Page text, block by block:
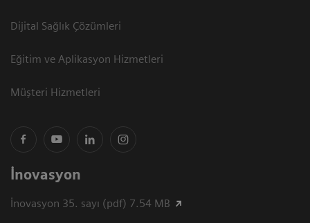
Dijital Sağlık Çözümleri
Eğitim ve Aplikasyon Hizmetleri
Müşteri Hizmetleri
İnovasyon
İnovasyon 35. sayı (pdf) 7.54 MB